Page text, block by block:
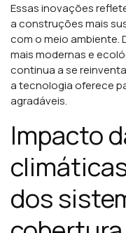
Essas inovações
a construções mais
com o meio ambiente.
mais modernas e
continua a se
a tecnologia oferece
agradáveis.
Impacto
dos